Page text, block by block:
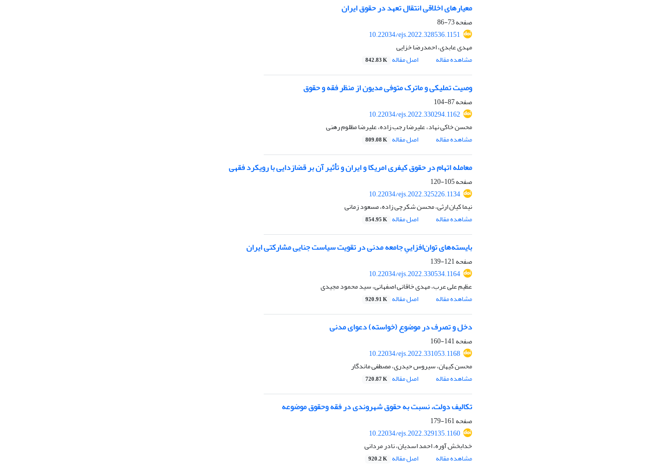
معیارهای اخلاقی انتقال تعهد در حقوق ایران
صفحه73-86
10.22034/ejs.2022.328536.1151
مهدی عابدی، احمدرضا خزایی
مشاهده مقاله
اصل مقاله 842.83 K
وصیت تملیکی و ماترک متوفی مدیون از منظر فقه و حقوق
صفحه87-104
10.22034/ejs.2022.330294.1162
محسن خاکی نهاد، علیرضا رجب زاده، علیرضا مظلوم رهنی
مشاهده مقاله
اصل مقاله 809.08 K
معامله اتهام در حقوق کیفری امریکا و ایران و تأثیر آن بر قضازدایی با رویکرد فقهی
صفحه105-120
10.22034/ejs.2022.325226.1134
نیما کیان ارثی، محسن شکرچی زاده، مسعود زمانی
مشاهده مقاله
اصل مقاله 854.95 K
بایسته‌های توان‌افزاییِ جامعه ‌مدنی در تقویت سیاست ‌جنایی مشارکتی ایران
صفحه121-139
10.22034/ejs.2022.330534.1164
عظیم علی عرب، مهدی خاقانی اصفهانی، سید محمود مجیدی
مشاهده مقاله
اصل مقاله 920.91 K
دخل و تصرف در موضوع (خواسته) دعوای مدنی
صفحه141-160
10.22034/ejs.2022.331053.1168
محسن کیهان، سیروس حیدری، مصطفی ماندگار
مشاهده مقاله
اصل مقاله 720.87 K
تکالیف دولت، نسبت به حقوق شهروندی در فقه وحقوق موضوعه
صفحه161-179
10.22034/ejs.2022.329135.1160
خدابخش آوره، احمد اسدیان، نادر مردانی
مشاهده مقاله
اصل مقاله 920.2 K